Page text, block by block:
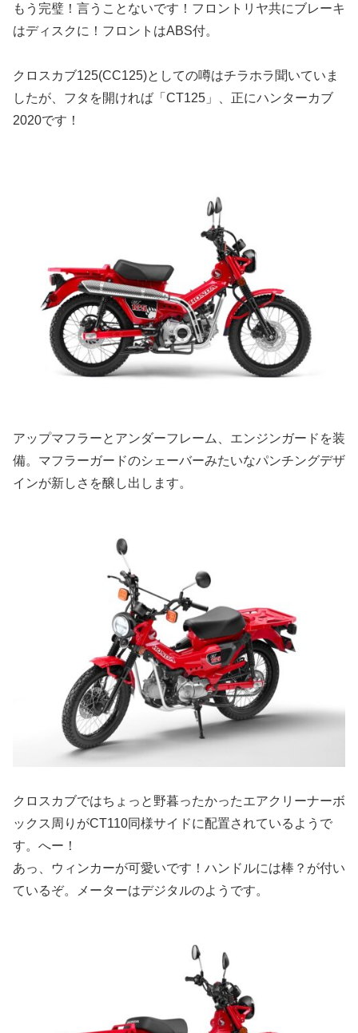
もう完璧！言うことないです！フロントリヤ共にブレーキ
はディスクに！フロントはABS付。
クロスカブ125(CC125)としての噂はチラホラ聞いていま
したが、フタを開ければ「CT125」、正にハンターカブ
2020です！
アップマフラーとアンダーフレーム、エンジンガードを装
備。マフラーガードのシェーバーみたいなパンチングデザ
インが新しさを醸し出します。
クロスカブではちょっと野暮ったかったエアクリーナーボ
ックス周りがCT110同様サイドに配置されているようで
す。へー！
あっ、ウィンカーが可愛いです！ハンドルには棒？が付い
ているぞ。メーターはデジタルのようです。